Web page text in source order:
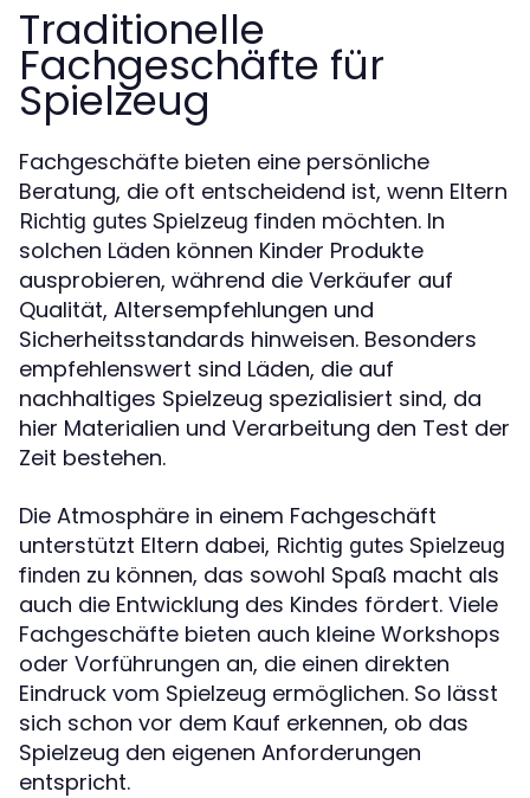
Traditionelle
Fachgeschäfte für
Spielzeug
Fachgeschäfte bieten eine persönliche
Beratung, die oft entscheidend ist, wenn Eltern
Richtig gutes Spielzeug finden möchten. In
solchen Läden können Kinder Produkte
ausprobieren, während die Verkäufer auf
Qualität, Altersempfehlungen und
Sicherheitsstandards hinweisen. Besonders
empfehlenswert sind Läden, die auf
nachhaltiges Spielzeug spezialisiert sind, da
hier Materialien und Verarbeitung den Test der
Zeit bestehen.
Die Atmosphäre in einem Fachgeschäft
unterstützt Eltern dabei, Richtig gutes Spielzeug
finden zu können, das sowohl Spaß macht als
auch die Entwicklung des Kindes fördert. Viele
Fachgeschäfte bieten auch kleine Workshops
oder Vorführungen an, die einen direkten
Eindruck vom Spielzeug ermöglichen. So lässt
sich schon vor dem Kauf erkennen, ob das
Spielzeug den eigenen Anforderungen
entspricht.